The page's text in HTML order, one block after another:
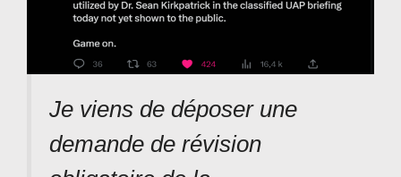
Je viens de déposer une
demande de révision